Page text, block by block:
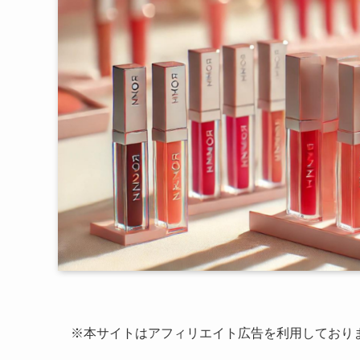
※本サイトはアフィリエイト広告を利用しており